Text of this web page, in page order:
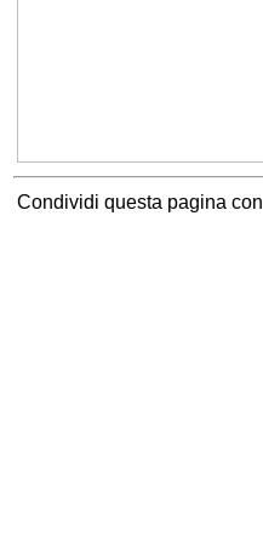
Condividi questa pagina con